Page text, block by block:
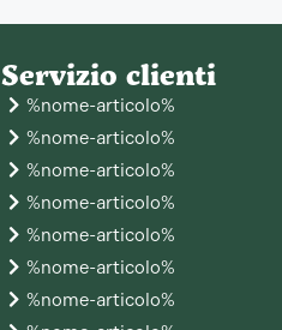
Servizio clienti
%nome-articolo%
%nome-articolo%
%nome-articolo%
%nome-articolo%
%nome-articolo%
%nome-articolo%
%nome-articolo%